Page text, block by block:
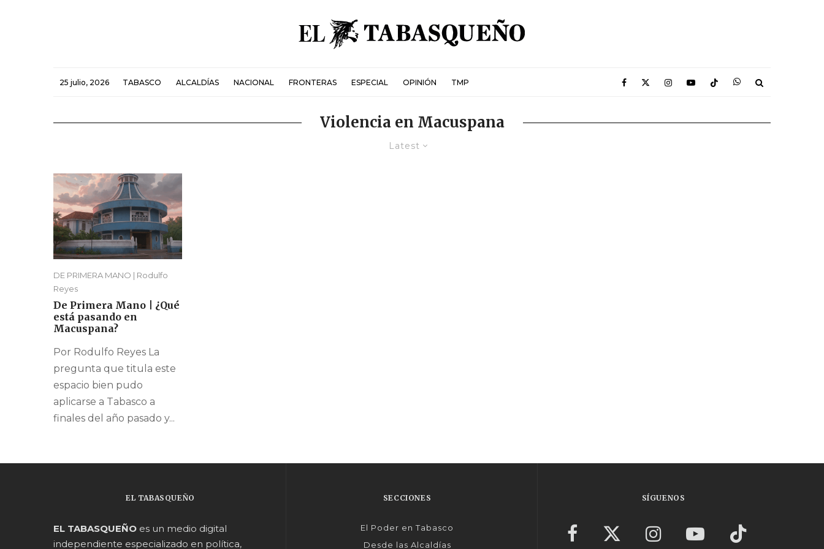
25 julio, 2026 TABASCO ALCALDÍAS NACIONAL FRONTERAS ESPECIAL OPINIÓN TMP
Violencia en Macuspana
Latest
DE PRIMERA MANO | Rodulfo
Reyes
De Primera Mano | ¿Qué
está pasando en
Macuspana?
Por Rodulfo Reyes La
pregunta que titula este
espacio bien pudo
aplicarse a Tabasco a
finales del año pasado y...
EL TABASQUEÑO
EL TABASQUEÑO es un medio digital
independiente especializado en política,
SECCIONES
El Poder en Tabasco
Desde las Alcaldías
SÍGUENOS